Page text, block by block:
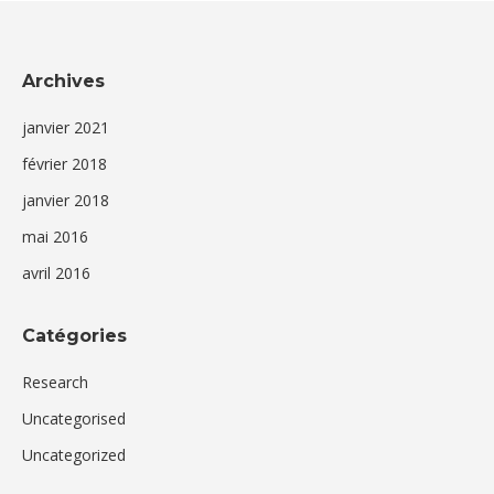
Archives
janvier 2021
février 2018
janvier 2018
mai 2016
avril 2016
Catégories
Research
Uncategorised
Uncategorized